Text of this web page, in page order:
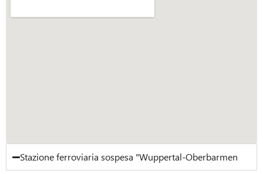
Stazione ferroviaria sospesa "Wuppertal-Oberbarmen